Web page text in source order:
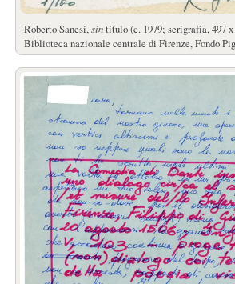
Roberto Sanesi,sintítulo (c. 1979; serigrafía, 497
Biblioteca nazionale centrale di Firenze, Fondo